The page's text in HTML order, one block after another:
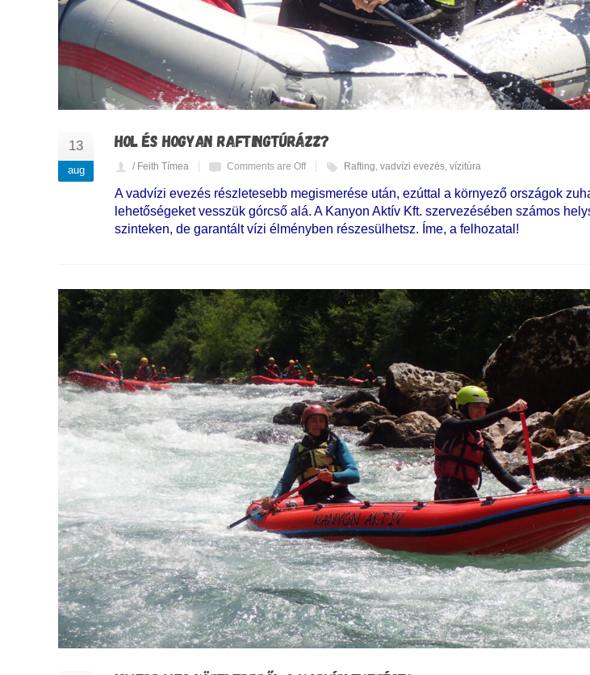
13
aug
HOL ÉS HOGYAN RAFTINGTÚRÁZZ?
/ Feith Tímea Comments are Off Rafting vadvízi evezés vízitúra
A vadvízi evezés részletesebb megismerése után, ezúttal a környező országok
lehetőségeket vesszük górcső alá. A Kanyon Aktív Kft. szervezésében számos
szinteken, de garantált vízi élményben részesülhetsz. Íme, a felhozatal!